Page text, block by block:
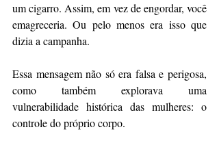
um cigarro. Assim, em vez de engordar, você
emagreceria. Ou pelo menos era isso que
dizia a campanha.
Essa mensagem não só era falsa e perigosa,
como também explorava uma
vulnerabilidade histórica das mulheres: o
controle do próprio corpo.